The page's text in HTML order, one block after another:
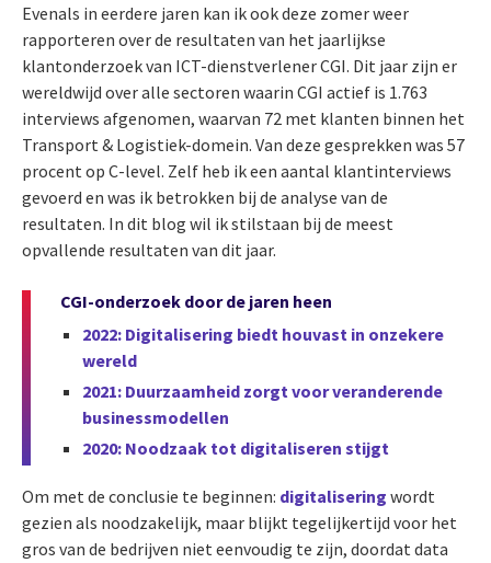
Evenals in eerdere jaren kan ik ook deze zomer weer
rapporteren over de resultaten van het jaarlijkse
klantonderzoek van ICT-dienstverlener CGI. Dit jaar zijn er
wereldwijd over alle sectoren waarin CGI actief is 1.763
interviews afgenomen, waarvan 72 met klanten binnen het
Transport & Logistiek-domein. Van deze gesprekken was 57
procent op C-level. Zelf heb ik een aantal klantinterviews
gevoerd en was ik betrokken bij de analyse van de
resultaten. In dit blog wil ik stilstaan bij de meest
opvallende resultaten van dit jaar.
CGI-onderzoek door de jaren heen
2022: Digitalisering biedt houvast in onzekere
wereld
2021: Duurzaamheid zorgt voor veranderende
businessmodellen
2020: Noodzaak tot digitaliseren stijgt
Om met de conclusie te beginnen: digitalisering wordt
gezien als noodzakelijk, maar blijkt tegelijkertijd voor het
gros van de bedrijven niet eenvoudig te zijn, doordat data